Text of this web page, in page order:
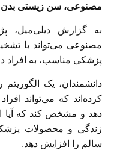
مصنوعی، سن زیستی بدن
به گزارش دیلی‌میل،
مصنوعی می‌تواند با
پزشکی مناسب، به افراد
دانشمندان، یک
کرده‌اند که می‌تواند
دهد و مشخص کند که آیا
زندگی و محصولات
سالم را افزایش دهد.